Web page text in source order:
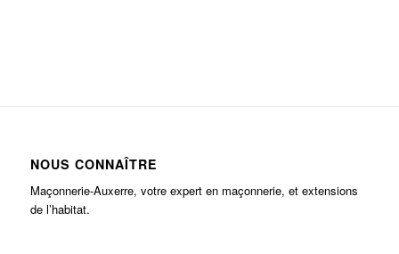
NOUS CONNAÎTRE
Maçonnerie-Auxerre, votre expert en maçonnerie, et extensions
de l’habitat.